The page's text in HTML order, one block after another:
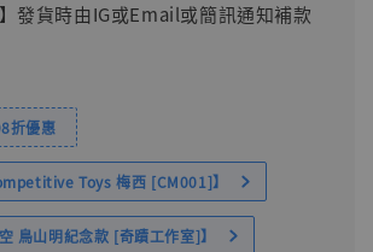
發貨時由IG或Email或簡訊通知補款
折優惠
Toys 梅西 [CM001]】
鳥山明紀念款 [奇蹟工作室]】